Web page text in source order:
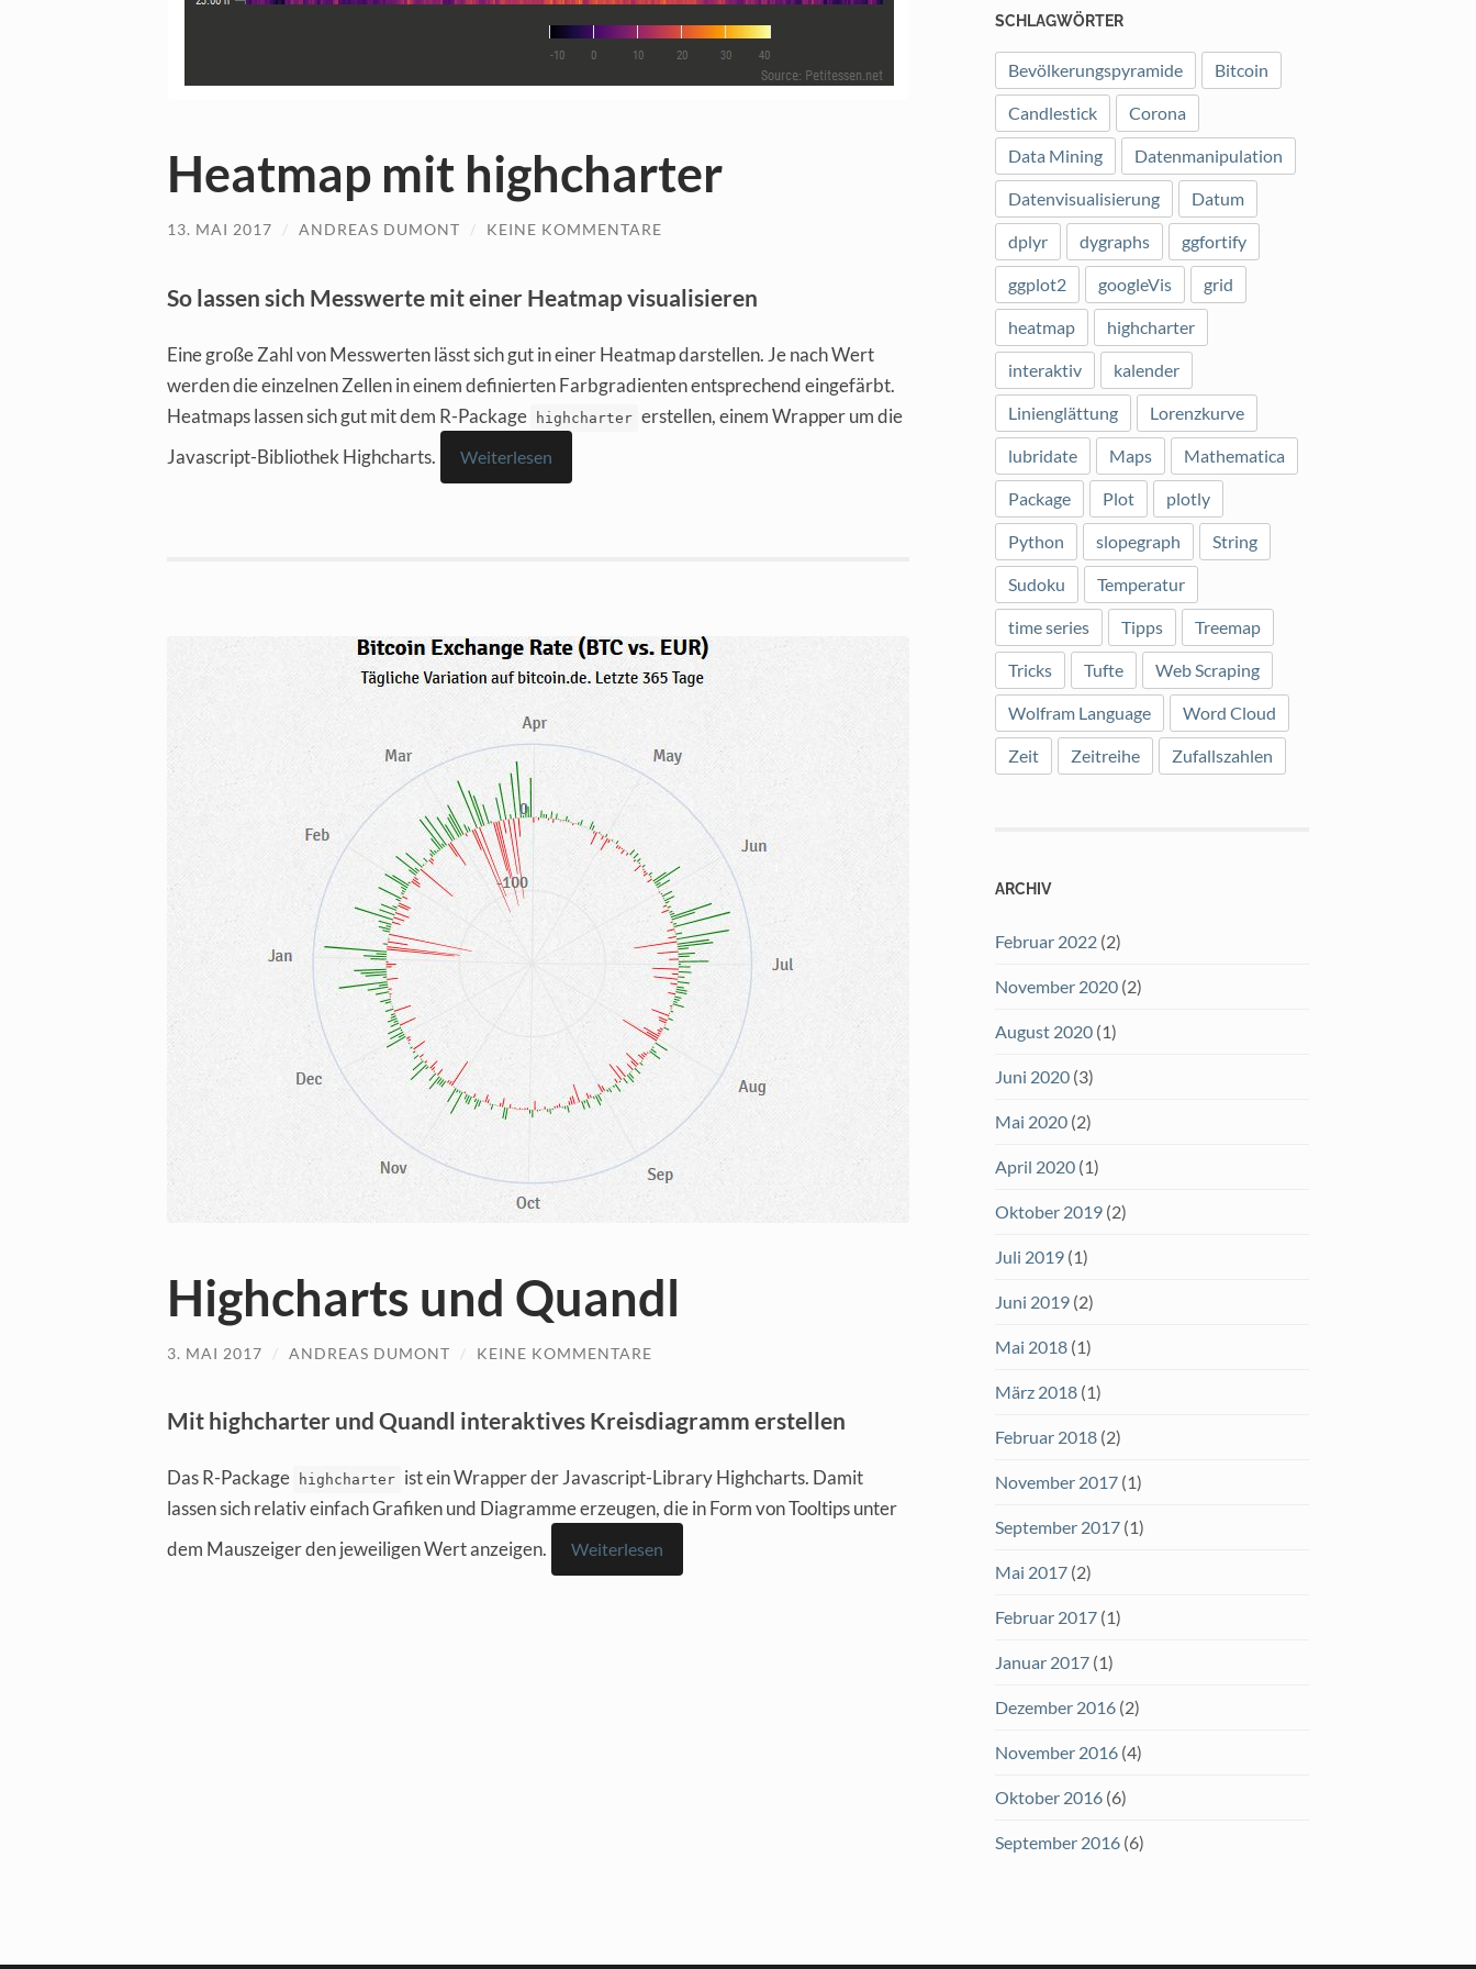
Heatmap mit highcharter
13. MAI 2017 / ANDREAS DUMONT / KEINE KOMMENTARE
So lassen sich Messwerte mit einer Heatmap visualisieren
Eine große Zahl von Messwerten lässt sich gut in einer Heatmap darstellen. Je nach Wert
werden die einzelnen Zellen in einem definierten Farbgradienten entsprechend eingefärbt.
Heatmaps lassen sich gut mit dem R-Package
highcharter erstellen, einem Wrapper um die
Javascript-Bibliothek Highcharts.
Weiterlesen
Highcharts und Quandl
3. MAI 2017 / ANDREAS DUMONT / KEINE KOMMENTARE
Mit highcharter und Quandl interaktives Kreisdiagramm erstellen
Das R-Package highcharter ist ein Wrapper der Javascript-Library Highcharts. Damit
lassen sich relativ einfach Grafiken und Diagramme erzeugen, die in Form von Tooltips unter
dem Mauszeiger den jeweiligen Wert anzeigen.
Weiterlesen
SCHLAGWÖRTER
Bevölkerungspyramide Bitcoin
Candlestick Corona
Data Mining Datenmanipulation
Datenvisualisierung Datum
dplyr dygraphs ggfortify
ggplot2 googleVis grid
heatmap highcharter
interaktiv kalender
Linienglättung Lorenzkurve
lubridate Maps Mathematica
Package Plot plotly
Python slopegraph String
Sudoku Temperatur
time series Tipps Treemap
Tricks Tufte Web Scraping
Wolfram Language Word Cloud
Zeit Zeitreihe Zufallszahlen
ARCHIV
Februar 2022 (2)
November 2020 (2)
August 2020 (1)
Juni 2020 (3)
Mai 2020 (2)
April 2020 (1)
Oktober 2019 (2)
Juli 2019 (1)
Juni 2019 (2)
Mai 2018 (1)
März 2018 (1)
Februar 2018 (2)
November 2017 (1)
September 2017 (1)
Mai 2017 (2)
Februar 2017 (1)
Januar 2017 (1)
Dezember 2016 (2)
November 2016 (4)
Oktober 2016 (6)
September 2016 (6)